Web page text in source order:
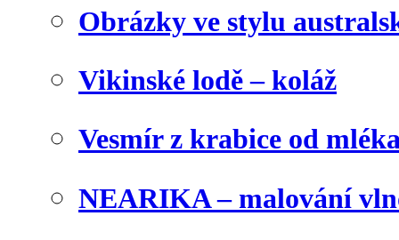
Obrázky ve stylu
Vikinské lodě – koláž
Vesmír z krabice od
NEARIKA – malování